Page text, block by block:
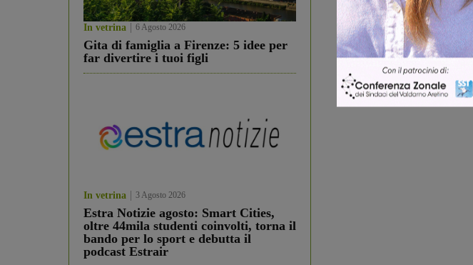
In vetrina 6 Agosto 2026
Gita di famiglia a Firenze: 5 idee per
far divertire i tuoi figli
In vetrina 3 Agosto 2026
Estra Notizie agosto: Smart Cities,
oltre 44mila studenti coinvolti, torna il
bando per lo sport e debutta il
podcast Estrair